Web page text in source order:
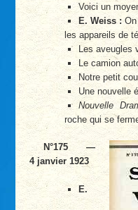
Voici un
E. Weiss :
les appareils de
Les aveugles
Le camion
Notre petit
Une nouvelle
Nouvelle
roche qui se
N°175 —
4 janvier 1923
E.